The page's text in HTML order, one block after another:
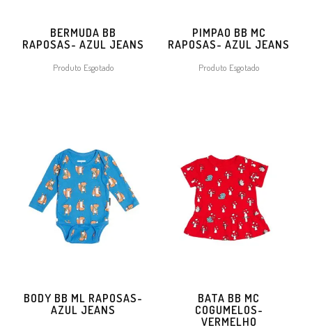
BERMUDA BB
RAPOSAS- AZUL JEANS
Produto Esgotado
PIMPAO BB MC
RAPOSAS- AZUL JEANS
Produto Esgotado
BODY BB ML RAPOSAS-
AZUL JEANS
BATA BB MC
COGUMELOS-
VERMELHO